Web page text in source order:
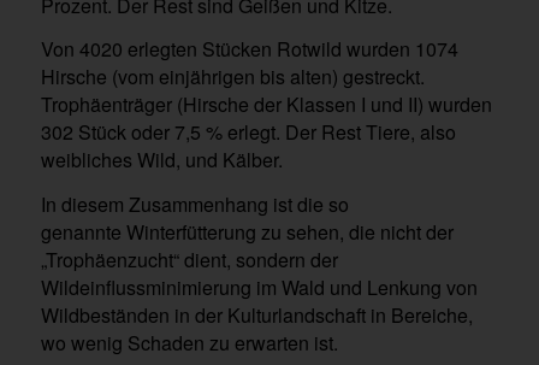
Von 4020 erlegten Stücken Rotwild wurden 1074
Hirsche (vom einjährigen bis alten) gestreckt.
Trophäenträger (Hirsche der Klassen I und II) wurden
302 Stück oder 7,5 % erlegt. Der Rest Tiere, also
weibliches Wild, und Kälber.
In diesem Zusammenhang ist die so
genannte Winterfütterung zu sehen, die nicht der
„Trophäenzucht“ dient, sondern der
Wildeinflussminimierung im Wald und Lenkung von
Wildbeständen in der Kulturlandschaft in Bereiche,
wo wenig Schaden zu erwarten ist.